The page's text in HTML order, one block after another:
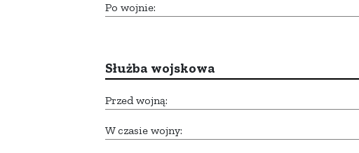
Po wojnie:
Służba wojskowa
Przed wojną:
W czasie wojny: